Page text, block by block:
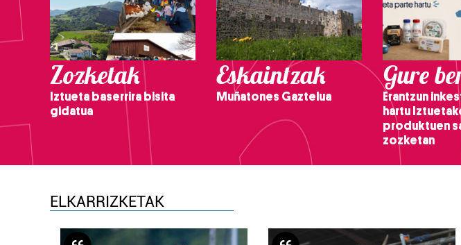
Zozketak
Iztueta baserrira bisita
gidatua
Eskaintzak
Muñatones Gaztelua
Gure
Erantzun
hartu
produktuen
zozketan
ELKARRIZKETAK